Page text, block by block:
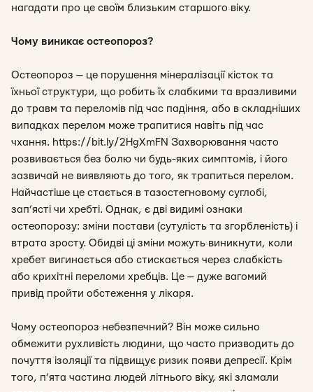
нагадати про це своїм близьким старшого віку.
Чому виникає остеопороз?
Остеопороз — це порушення мінералізації кісток та
їхньої структури, що робить їх слабкими та вразливими
до травм та переломів під час падіння, або в складніших
випадках перелом може трапитися навіть під час
чхання. https://bit.ly/2HgXmFN Захворювання часто
розвивається без болю чи будь-яких симптомів, і його
зазвичай не виявляють до того, як трапиться перелом.
Найчастіше це стається в тазостегновому суглобі,
зап’ясті чи хребті. Однак, є дві видимі ознаки
остеопорозу: зміни постави (сутулість та згорбленість) і
втрата зросту. Обидві ці зміни можуть виникнути, коли
хребет вигинається або стискається через слабкість
або крихітні переломи хребців. Це — дуже вагомий
привід пройти обстеження у лікаря.
Чому остеопороз небезпечний? Він може сильно
обмежити рухливість людини, що часто призводить до
почуття ізоляції та підвищує ризик появи депресії. Крім
того, п’ята частина людей літнього віку, які зламали